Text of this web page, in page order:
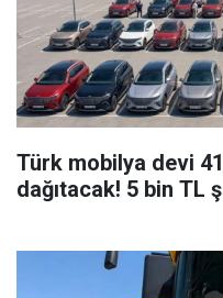
Türk mobilya devi
dağıtacak! 5 bin TL